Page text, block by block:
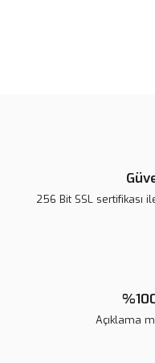
256 Bit SSL sertifikası
Açıklama